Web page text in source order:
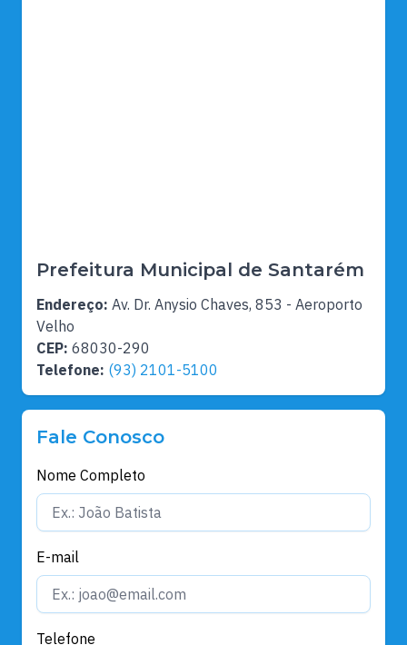
Prefeitura Municipal de Santarém
Endereço: Av. Dr. Anysio Chaves, 853 - Aeroporto
Velho
CEP: 68030-290
Telefone: (93) 2101-5100
Fale Conosco
Nome Completo
E-mail
Telefone